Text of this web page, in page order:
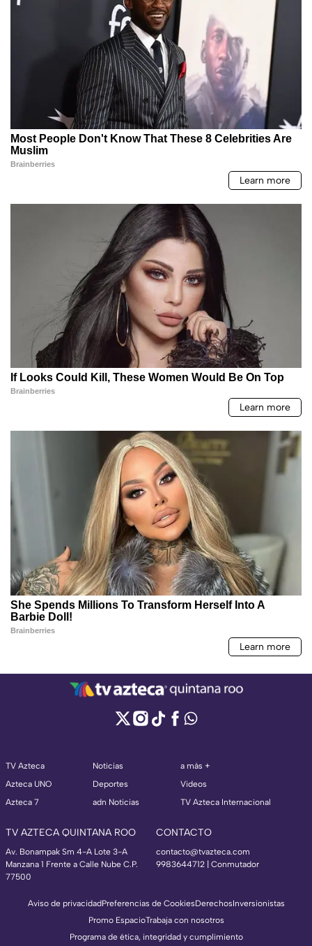
TV Azteca
Azteca UNO
Azteca 7
Noticias
Deportes
adn Noticias
a más +
Videos
TV Azteca Internacional
TV AZTECA QUINTANA ROO
Av. Bonampak Sm 4-A Lote 3-A
Manzana 1 Frente a Calle Nube C.P.
77500
CONTACTO
contacto@tvazteca.com
9983644712 | Conmutador
Aviso de privacidadPreferencias de CookiesDerechosInversionistas
Promo EspacioTrabaja con nosotros
Programa de ética, integridad y cumplimiento